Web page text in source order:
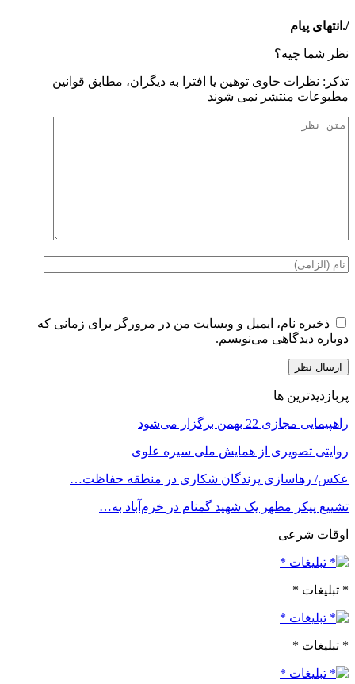
/.انتهای پیام
نظر شما چیه؟
تذكر: نظرات حاوی توهين يا افترا به ديگران، مطابق قوانين
مطبوعات منتشر نمی شوند
ذخیره نام، ایمیل و وبسایت من در مرورگر برای زمانی که
دوباره دیدگاهی می‌نویسم.
پربازدیدترین ها
راهپیمایی مجازی 22 بهمن برگزار می‌شود
روایتی تصویری از همایش ملی سیره علوی
عکس/ رهاسازی پرندگان شکاری در منطقه حفاظت…
تشییع پیکر مطهر یک شهید گمنام در خرم‌آباد به…
اوقات شرعی
* تبلیغات *
* تبلیغات *